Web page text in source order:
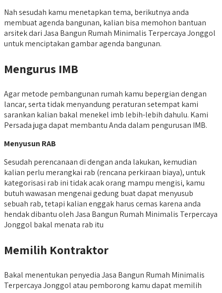
Nah sesudah kamu menetapkan tema, berikutnya anda
membuat agenda bangunan, kalian bisa memohon bantuan
arsitek dari Jasa Bangun Rumah Minimalis Terpercaya Jonggol
untuk menciptakan gambar agenda bangunan.
Mengurus IMB
Agar metode pembangunan rumah kamu bepergian dengan
lancar, serta tidak menyandung peraturan setempat kami
sarankan kalian bakal menekel imb lebih-lebih dahulu. Kami
Persada juga dapat membantu Anda dalam pengurusan IMB.
Menyusun RAB
Sesudah perencanaan di dengan anda lakukan, kemudian
kalian perlu merangkai rab (rencana perkiraan biaya), untuk
kategorisasi rab ini tidak acak orang mampu mengisi, kamu
butuh wawasan mengenai gedung buat dapat menyusub
sebuah rab, tetapi kalian enggak harus cemas karena anda
hendak dibantu oleh Jasa Bangun Rumah Minimalis Terpercaya
Jonggol bakal menata rab itu
Memilih Kontraktor
Bakal menentukan penyedia Jasa Bangun Rumah Minimalis
Terpercaya Jonggol atau pemborong kamu dapat memilih